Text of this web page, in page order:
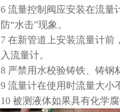
6 流量控制阀应安装在流量计
防“水击”现象。
7 在新管道上安装流量计前
入流量计。
8 严禁用水校验铸铁、铸钢
9 流量计在使用时流量大小
10 被测液体如果具有化学腐